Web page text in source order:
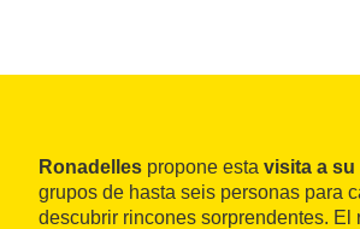
Ronadelles propone esta visita a
grupos de hasta seis personas para
descubrir rincones sorprendentes. El